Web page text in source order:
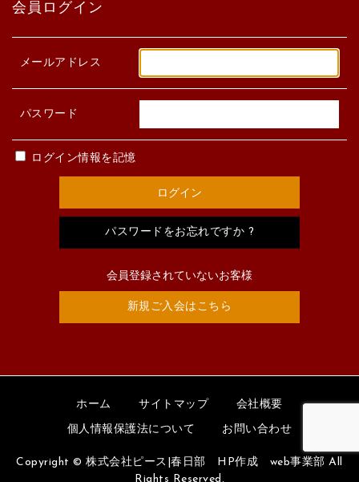
会員ログイン
メールアドレス
パスワード
ログイン情報を記憶
パスワードをお忘れですか ?
会員登録されていないお客様
新規ご入会はこちら
ホーム サイトマップ 会社概要
個人情報保護法について お問い合わせ
Copyright © 株式会社ピース|春日部 HP作成 web事業部 All
Rights Reserved.